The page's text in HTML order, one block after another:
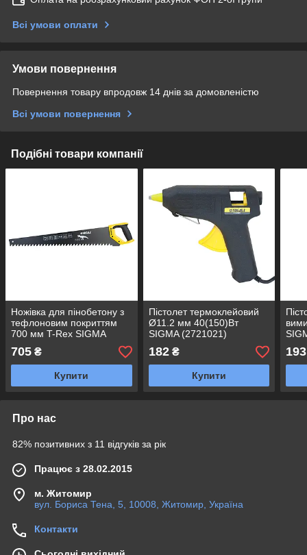
Всі умови оплати
Умови повернення
Повернення товару впродовж 14 днів за домовленістю
Всі умови повернення
Подібні товари компанії
Ножівка для пінобетону з
тефлоновим покриттям
700 мм T-Rex SIGMA
(4403261)
705 ₴
Купити
Пістолет термоклейовий
Ø11.2 мм 40(150)Вт
SIGMA (2721021)
182₴
Купити
193
Про нас
82% позитивних з 11 відгуків за рік
Працює з 28.02.2015
м. Житомир
вул. Бориса Тена, 5, 10008, Житомир, Україна
Контакти